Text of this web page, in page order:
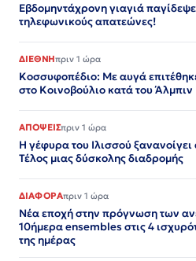
Εβδομηντάχρονη γιαγιά παγίδεψε
τηλεφωνικούς απατεώνες!
ΔΙΕΘΝΗπριν 1 ώρα
Κοσσυφοπέδιο: Με αυγά
στο Κοινοβούλιο κατά του Άλμπιν
ΑΠΟΨΕΙΣπριν 1 ώρα
Η γέφυρα του Ιλισσού ξανανοίγει
Τέλος μιας δύσκολης διαδρομής
ΔΙΑΦΟΡΑπριν 1 ώρα
Νέα εποχή στην πρόγνωση των
10ήμερα ensembles στις 4
της ημέρας